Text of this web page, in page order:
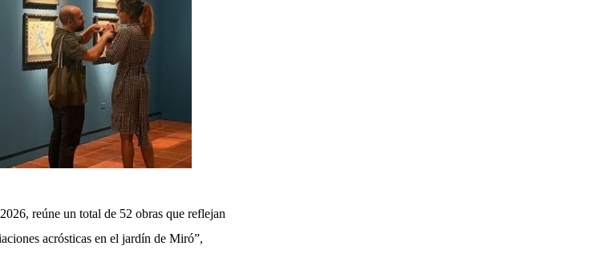
reúne un total de 52 obras que reflejan
acrósticas en el jardín de Miró”,